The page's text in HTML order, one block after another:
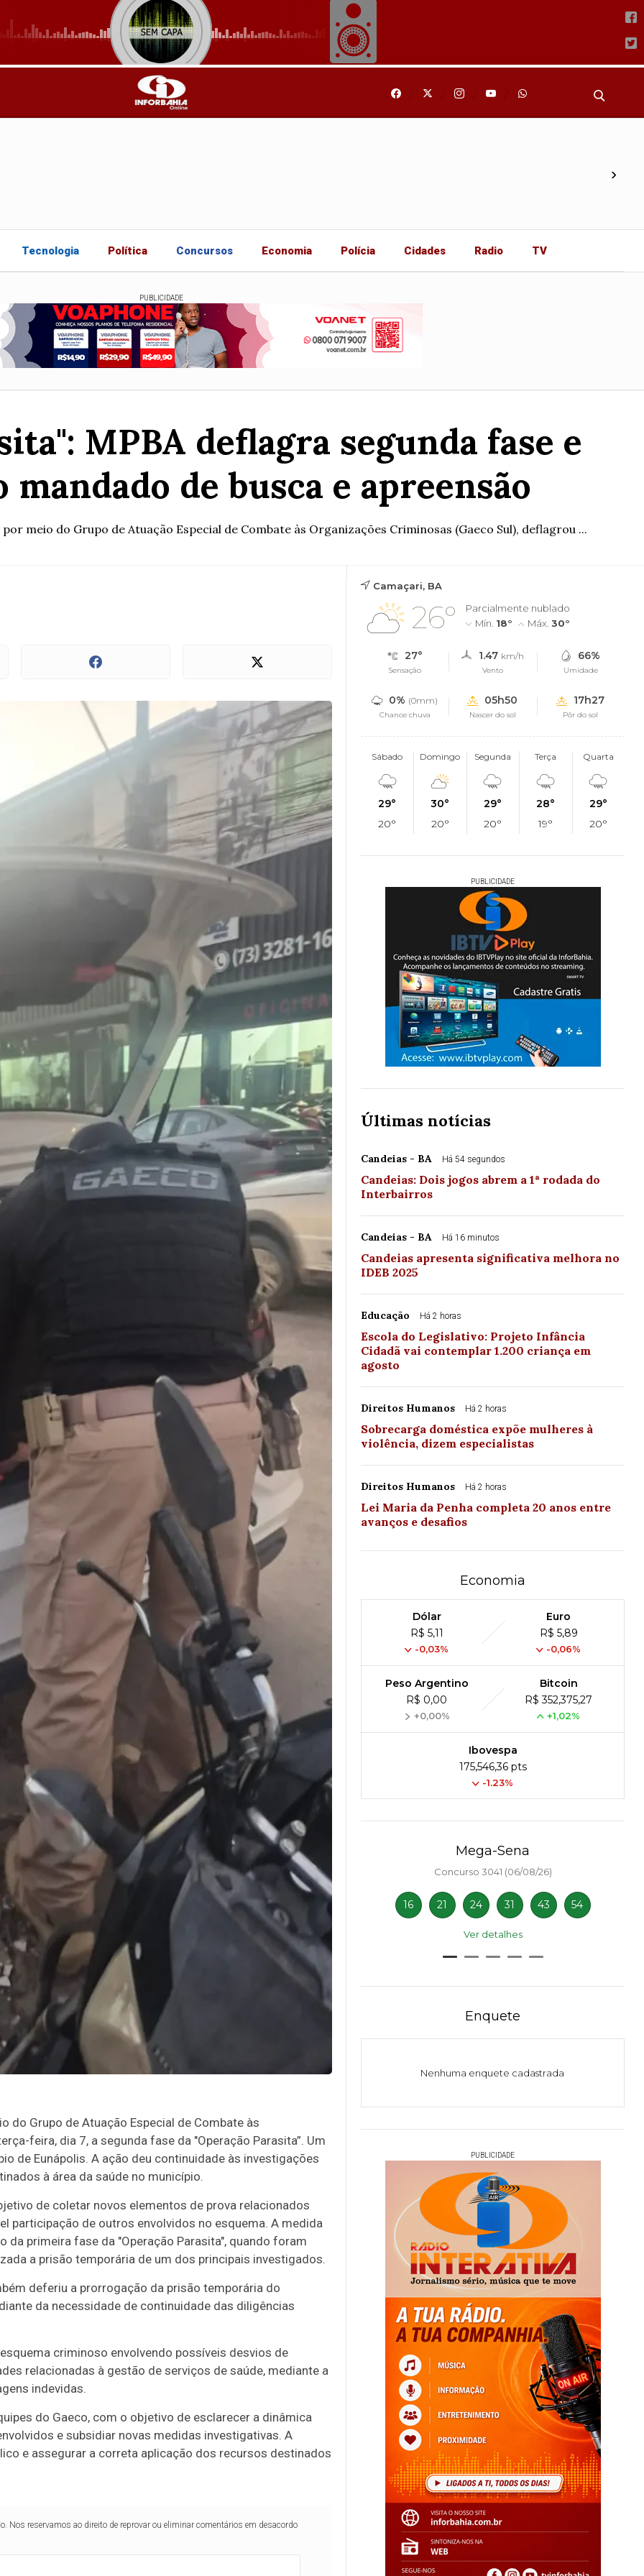
›
Tecnologia Política Concursos Economia Polícia Cidades Radio TV
PUBLICIDADE
MPBA deflagra segunda fase e
de busca e apreensão
meio do Grupo de Atuação Especial de Combate às Organizações Criminosas (Gaeco Sul), deflagrou ...
do Grupo de Atuação Especial de Combate às
feira, dia 7, a segunda fase da "Operação Parasita”. Um
de Eunápolis. A ação deu continuidade às investigações
à área da saúde no município.
de coletar novos elementos de prova relacionados
participação de outros envolvidos no esquema. A medida
primeira fase da "Operação Parasita", quando foram
a prisão temporária de um dos principais investigados.
deferiu a prorrogação da prisão temporária do
da necessidade de continuidade das diligências
criminoso envolvendo possíveis desvios de
relacionadas à gestão de serviços de saúde, mediante a
indevidas.
do Gaeco, com o objetivo de esclarecer a dinâmica
e subsidiar novas medidas investigativas. A
e assegurar a correta aplicação dos recursos destinados
Nos reservamos ao direito de reprovar ou eliminar comentários em desacordo
Camaçari, BA
26°
Parcialmente nublado
Mín. 18° Máx. 30°
27°
Sensação
1.47 km/h
Vento
66%
Umidade
0% (0mm)
Chance chuva
05h50
Nascer do sol
17h27
Pôr do sol
Sábado
29°
20°
Domingo
30°
20°
Segunda
29°
20°
Terça
28°
19°
Quarta
29°
20°
PUBLICIDADE
Últimas notícias
Candeias - BA Há 54 segundos
Candeias: Dois jogos abrem a 1ª rodada do
Interbairros
Candeias - BA Há 16 minutos
Candeias apresenta significativa melhora no
IDEB 2025
Educação Há 2 horas
Escola do Legislativo: Projeto Infância
Cidadã vai contemplar 1.200 criança em
agosto
Direitos Humanos Há 2 horas
Sobrecarga doméstica expõe mulheres à
violência, dizem especialistas
Direitos Humanos Há 2 horas
Lei Maria da Penha completa 20 anos entre
avanços e desafios
Economia
Dólar
R$ 5,11
-0,03%
Euro
R$ 5,89
-0,06%
Peso Argentino
R$ 0,00
+0,00%
Bitcoin
R$ 352,375,27
+1,02%
Ibovespa
175,546,36 pts
-1.23%
26)
33
61
74
Duplasena
Concurso 2992 (05/08/26)
14 21 30
Mega-Sena
Concurso 3041 (06/08/26)
16 21 24 31 43 54
Ver detalhes
Enquete
Nenhuma enquete cadastrada
PUBLICIDADE